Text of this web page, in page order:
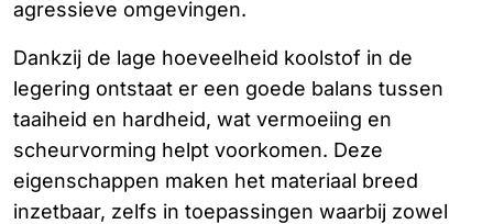
agressieve omgevingen.
Dankzij de lage hoeveelheid koolstof in de
legering ontstaat er een goede balans tussen
taaiheid en hardheid, wat vermoeiing en
scheurvorming helpt voorkomen. Deze
eigenschappen maken het materiaal breed
inzetbaar, zelfs in toepassingen waarbij zowel